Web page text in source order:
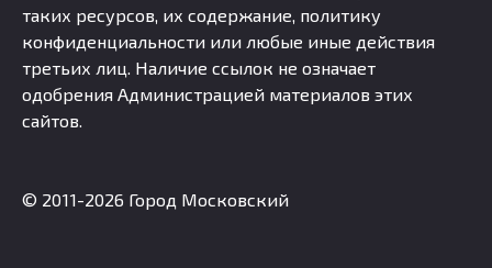
таких ресурсов, их содержание, политику
конфиденциальности или любые иные действия
третьих лиц. Наличие ссылок не означает
одобрения Администрацией материалов этих
сайтов.
© 2011-2026 Город Московский